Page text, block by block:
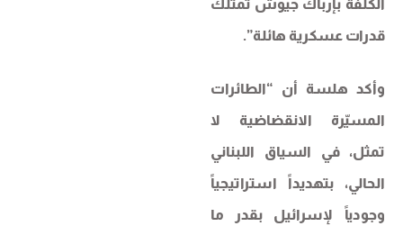
الكلفة بإرباك جيوش تمتلك
قدرات عسكرية هائلة”.
وأكد هلسة أن “الطائرات
المسيّرة الانقضاضية لا
تمثل، في السياق اللبناني
الحالي، بتهديداً استراتيجياً
وجودياً لإسرائيل بقدر ما